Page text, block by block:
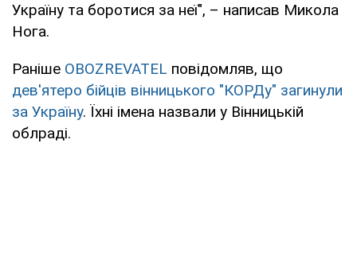
Україну та боротися за неї", – написав Микола
Нога.
Раніше OBOZREVATEL повідомляв, що
дев'ятеро бійців вінницького "КОРДу" загинули
за Україну. Їхні імена назвали у Вінницькій
облраді.